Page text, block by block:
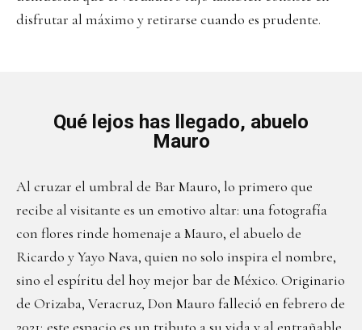
disfrutar al máximo y retirarse cuando es prudente.
Qué lejos has llegado, abuelo
Mauro
Al cruzar el umbral de Bar Mauro, lo primero que
recibe al visitante es un emotivo altar: una fotografía
con flores rinde homenaje a Mauro, el abuelo de
Ricardo y Yayo Nava, quien no solo inspira el nombre,
sino el espíritu del hoy mejor bar de México. Originario
de Orizaba, Veracruz, Don Mauro falleció en febrero de